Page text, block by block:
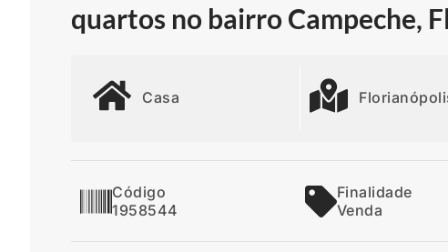
quartos no bairro Campeche,
Casa
Código
1958544
Finalidade
Venda